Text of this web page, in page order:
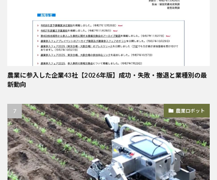
農業に参入した企業43社【2026年版】成功・失敗・撤退と業種別の最
新動向
農業ロボット